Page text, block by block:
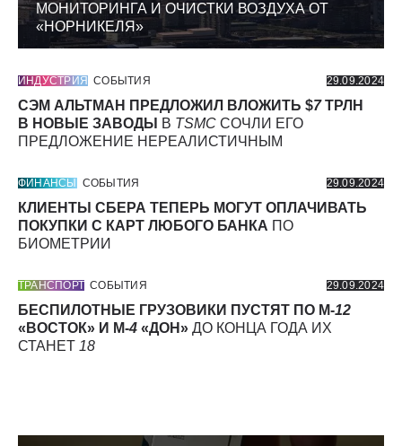
МОНИТОРИНГА И ОЧИСТКИ ВОЗДУХА ОТ
«НОРНИКЕЛЯ»
ИНДУСТРИЯ СОБЫТИЯ 29.09.2024
СЭМ АЛЬТМАН ПРЕДЛОЖИЛ ВЛОЖИТЬ $7ТРЛН
В НОВЫЕ ЗАВОДЫ
В TSMC СОЧЛИ ЕГО
ПРЕДЛОЖЕНИЕ НЕРЕАЛИСТИЧНЫМ
ФИНАНСЫ СОБЫТИЯ 29.09.2024
КЛИЕНТЫ СБЕРА ТЕПЕРЬ МОГУТ ОПЛАЧИВАТЬ
ПОКУПКИ С КАРТ ЛЮБОГО БАНКА ПО
БИОМЕТРИИ
ТРАНСПОРТ СОБЫТИЯ 29.09.2024
БЕСПИЛОТНЫЕ ГРУЗОВИКИ ПУСТЯТ ПО М-12
«ВОСТОК» И М-4 «ДОН» ДО КОНЦА ГОДА ИХ
СТАНЕТ 18